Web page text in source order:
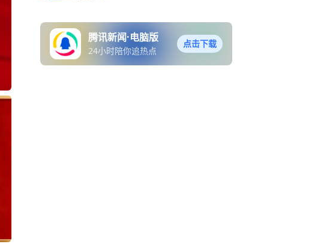
腾讯新闻·电脑版
24小时陪你追热点
点击下载